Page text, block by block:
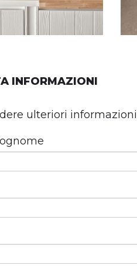
INFORMAZIONI
ulteriori